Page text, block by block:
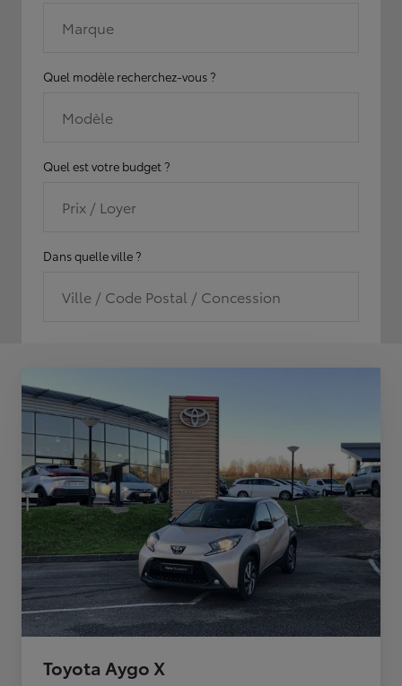
Marque
Quel modèle recherchez-vous ?
Modèle
Quel est votre budget ?
Prix / Loyer
Dans quelle ville ?
Ville / Code Postal / Concession
Toyota Aygo X